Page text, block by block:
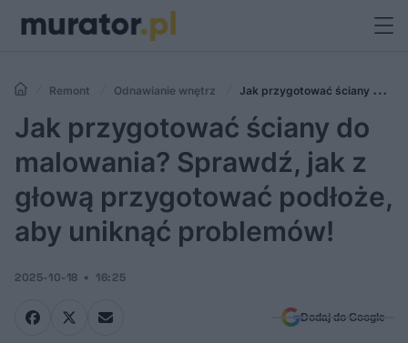
Remont Odnawianie wnętrz
Jak przygotować ściany do
malowania? Sprawdź, jak z głową przygotować podłoże, aby uniknąć
problemów!
Jak przygotować ściany do
malowania? Sprawdź, jak z
głową przygotować podłoże,
aby uniknąć problemów!
2025-10-18 16:25
Dodaj do Google